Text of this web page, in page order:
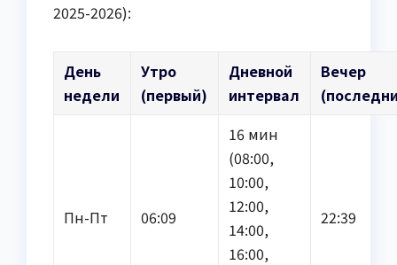
2025-2026):
День
недели
Утро
(первый)
Дневной
интервал
Вечер
Пн-Пт 06:09
16 мин
(08:00,
10:00,
12:00,
14:00,
16:00,
22:39